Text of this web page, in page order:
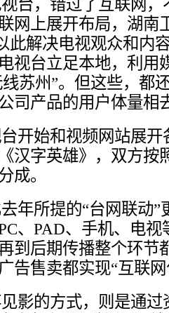
台，错过了互联网
网上展开布局，湖南
此解决电视观众和内
视台立足本地，利用
苏州”。但这些，都
司产品的用户体量相
开始和视频网站展
汉字英雄》，双方按
成。
年所提的“台网联动
、PAD、手机、电
到后期传播整个环节
告售卖都实现“互联网
影的方式，则是通